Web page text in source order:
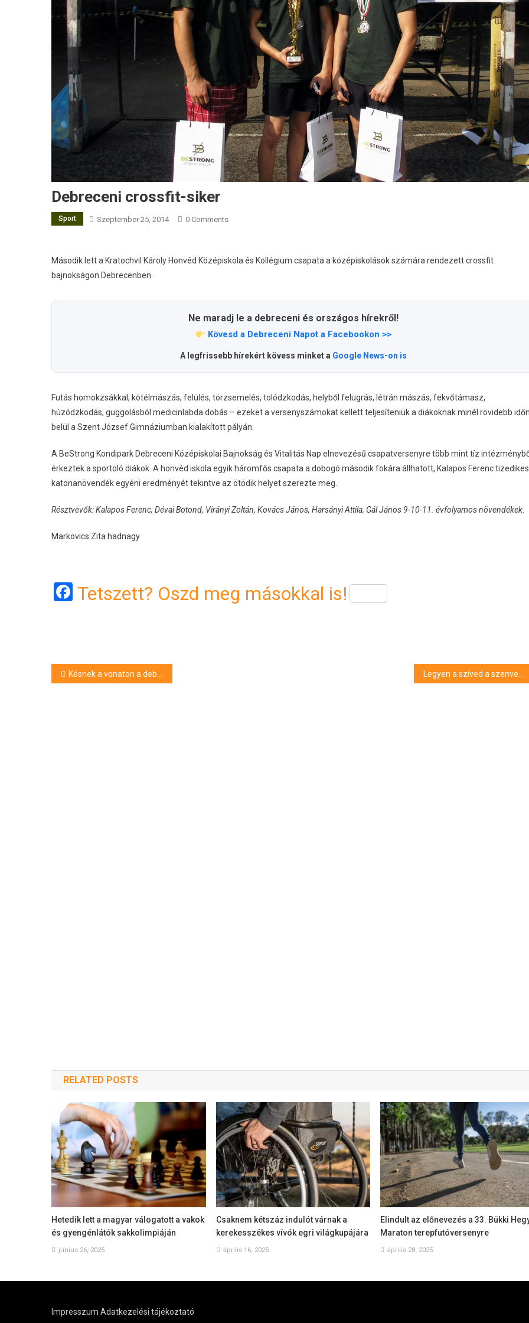
Debreceni crossfit-siker
Sport Szeptember 25, 2014 0 Comments
Második lett a Kratochvil Károly Honvéd Középiskola és Kollégium csapata a középiskolások számára rendezett crossfit
bajnokságon Debrecenben.
Ne maradj le a debreceni és országos hírekről!
Kövesd a Debreceni Napot a Facebookon >>
A legfrissebb hírekért kövess minket a Google News-on is
Futás homokzsákkal, kötélmászás, felülés, törzsemelés, tolódzkodás, helyből felugrás, létrán mászás, fekvőtámasz,
húzódzkodás, guggolásból medicinlabda dobás – ezeket a versenyszámokat kellett teljesíteniük a diákoknak minél rövidebb
belül a Szent József Gimnáziumban kialakított pályán.
A BeStrong Kondipark Debreceni Középiskolai Bajnokság és Vitalitás Nap elnevezésű csapatversenyre több mint tíz
érkeztek a sportoló diákok. A honvéd iskola egyik háromfős csapata a dobogó második fokára állhatott, Kalapos Ferenc tizedikes
katonanövendék egyéni eredményét tekintve az ötödik helyet szerezte meg.
Résztvevők: Kalapos Ferenc, Dévai Botond, Virányi Zoltán, Kovács János, Harsányi Attila, Gál János 9-10-11. évfolyamos növendékek.
Markovics Zita hadnagy
Facebook
Tetszett? Oszd meg másokkal is!
Bejegyzés
Késnek a vonaton a debreceni vonalon
RELATED POSTS
Hetedik lett a magyar válogatott a vakok
és gyengénlátók sakkolimpiáján
június 26, 2025
Csaknem kétszáz indulót várnak a
kerekesszékes vívók egri világkupájára
április 16, 2025
Elindult az előnevezés a 33. Bükki
Maraton terepfutóversenyre
április 28, 2025
Impresszum Adatkezelési tájékoztató